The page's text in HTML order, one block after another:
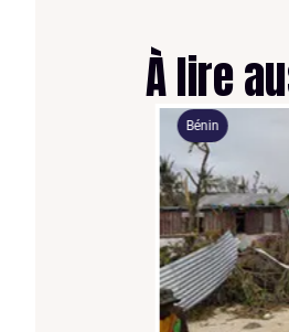
À lire
Bénin